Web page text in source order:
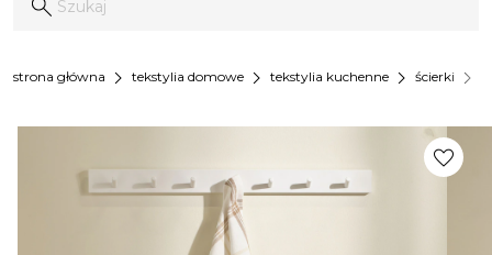
strona główna chevron_right tekstylia domowe chevron_right tekstylia kuchenne chevron_right ścierki chevron_right
favorite